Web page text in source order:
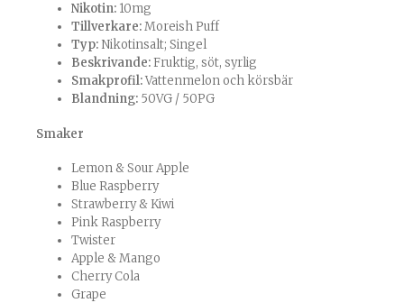
Nikotin: 10mg
Tillverkare:Moreish Puff
Typ: Nikotinsalt; Singel
Beskrivande:Fruktig, söt, syrlig
Smakprofil:Vattenmelon och körsbär
Blandning: 50VG / 50PG
Smaker
Lemon &Sour Apple
Blue Raspberry
Strawberry & Kiwi
Pink Raspberry
Twister
Apple & Mango
Cherry Cola
Grape